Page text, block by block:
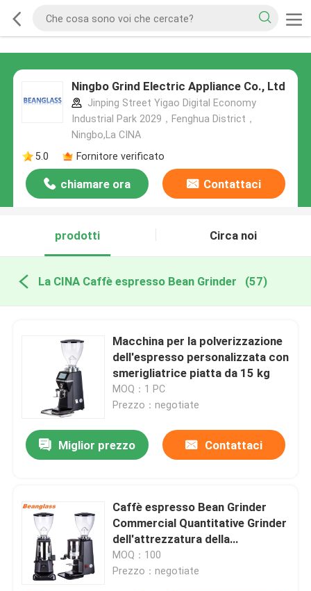
Ningbo Grind Electric Appliance Co., Ltd
Jinping Street Yigao Digital Economy
Industrial Park 2029，Fenghua District，
Ningbo,La CINA
5.0
Fornitore verificato
chiamare ora Contattaci
prodotti Circa noi
La CINA Caffè espresso Bean Grinder (57)
Macchina per la polverizzazione
dell'espresso personalizzata con
smerigliatrice piatta da 15 kg
MOQ：1 PC
Prezzo：negotiate
Miglior prezzo Contattaci
Caffè espresso Bean Grinder
Commercial Quantitative Grinder
dell'attrezzatura della
caffetteria
MOQ：100
Prezzo：negotiate